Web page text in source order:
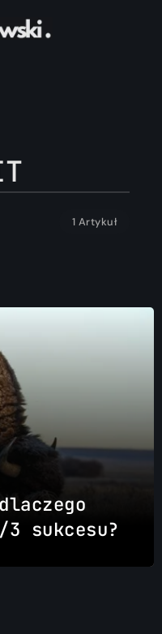
1 Artykuł
sukcesu?